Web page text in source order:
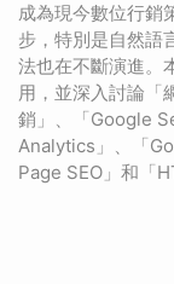
成為現今數位行銷
步，特別是自然語
法也在不斷演進。
用，並深入討論「
銷」、「Google
Analytics」、「
Page SEO」和「